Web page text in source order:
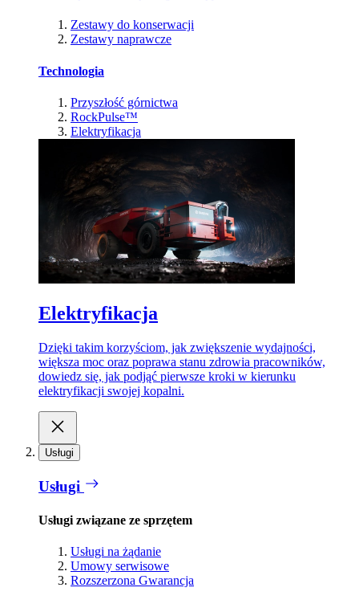
Zestawy do konserwacji
Zestawy naprawcze
Technologia
Przyszłość górnictwa
RockPulse™
Elektryfikacja
Elektryfikacja
Dzięki takim korzyściom, jak zwiększenie wydajności,
większa moc oraz poprawa stanu zdrowia pracowników,
dowiedz się, jak podjąć pierwsze kroki w kierunku
elektryfikacji swojej kopalni.
Usługi
Usługi
Usługi związane ze sprzętem
Usługi na żądanie
Umowy serwisowe
Rozszerzona Gwarancja